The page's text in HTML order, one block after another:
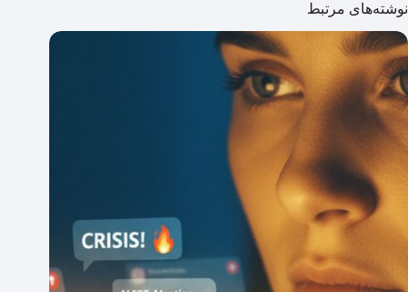
نوشته‌های مرتبط